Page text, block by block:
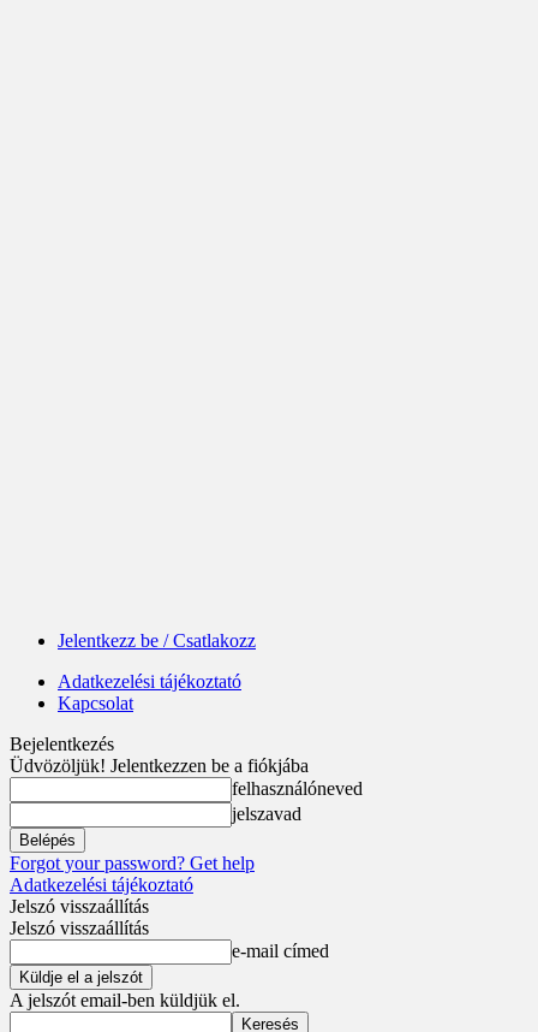
Jelentkezz be / Csatlakozz
Adatkezelési tájékoztató
Kapcsolat
Bejelentkezés
Üdvözöljük! Jelentkezzen be a fiókjába
felhasználóneved
jelszavad
Forgot your password? Get help
Adatkezelési tájékoztató
Jelszó visszaállítás
Jelszó visszaállítás
e-mail címed
A jelszót email-ben küldjük el.